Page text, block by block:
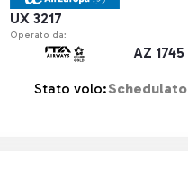
UX 3217
Operato da:
AZ 1745
Stato volo:Schedulato